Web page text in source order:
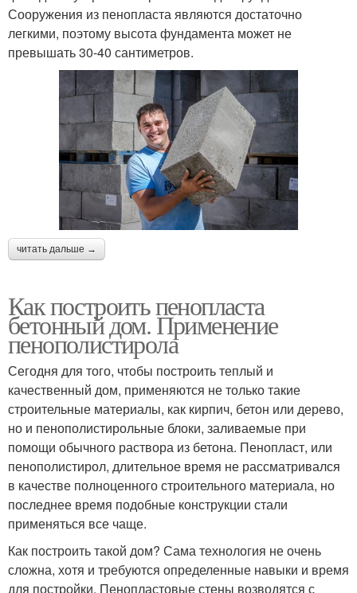
Сооружения из пенопласта являются достаточно
легкими, поэтому высота фундамента может не
превышать 30-40 сантиметров.
читать дальше →
Как построить пенопласта
бетонный дом. Применение
пенополистирола
Сегодня для того, чтобы построить теплый и
качественный дом, применяются не только такие
строительные материалы, как кирпич, бетон или дерево,
но и пенополистирольные блоки, заливаемые при
помощи обычного раствора из бетона. Пенопласт, или
пенополистирол, длительное время не рассматривался
в качестве полноценного строительного материала, но
последнее время подобные конструкции стали
применяться все чаще.
Как построить такой дом? Сама технология не очень
сложна, хотя и требуются определенные навыки и время
для постройки. Пенопластовые стены возводятся с